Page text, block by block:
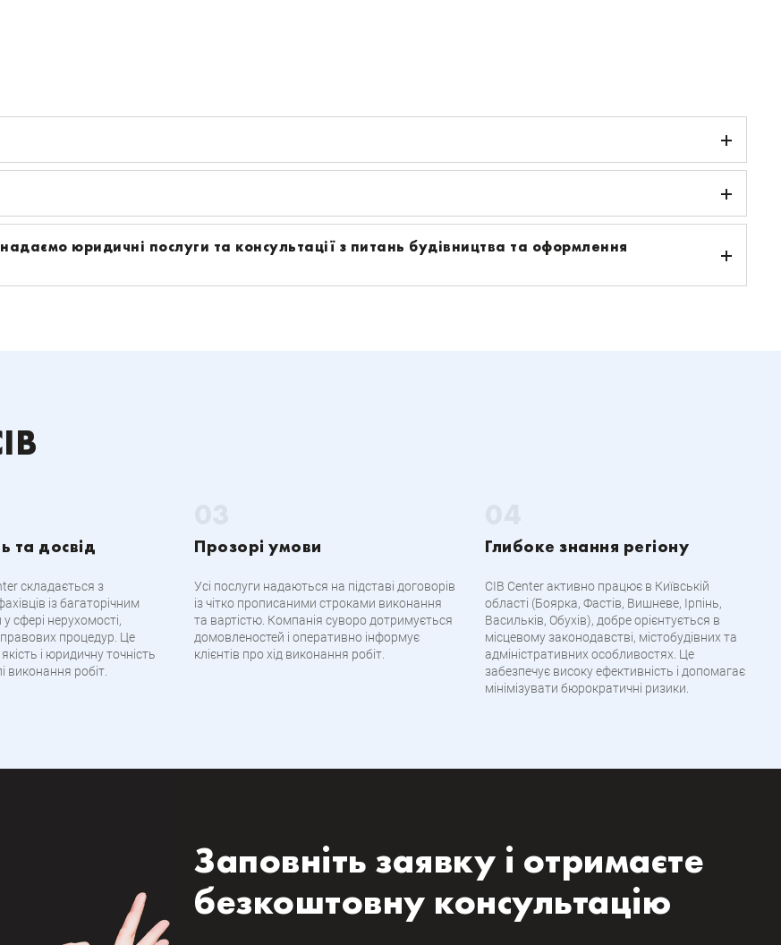
юридичні послуги та консультації з питань будівництва та оформлення
та досвід
складається з
із багаторічним
сфері нерухомості,
процедур. Це
і юридичну точність
виконання робіт.
Прозорі умови
Усі послуги надаються на підставі договорів
із чітко прописаними строками виконання
та вартістю. Компанія суворо дотримується
домовленостей і оперативно інформує
клієнтів про хід виконання робіт.
Глибоке знання регіону
CIB Center активно працює в Київській
області (Боярка, Фастів, Вишневе, Ірпінь,
Васильків, Обухів), добре орієнтується в
місцевому законодавстві, містобудівних та
адміністративних особливостях. Це
забезпечує високу ефективність і допомагає
мінімізувати бюрократичні ризики.
Заповніть заявку і отримаєте
безкоштовну консультацію